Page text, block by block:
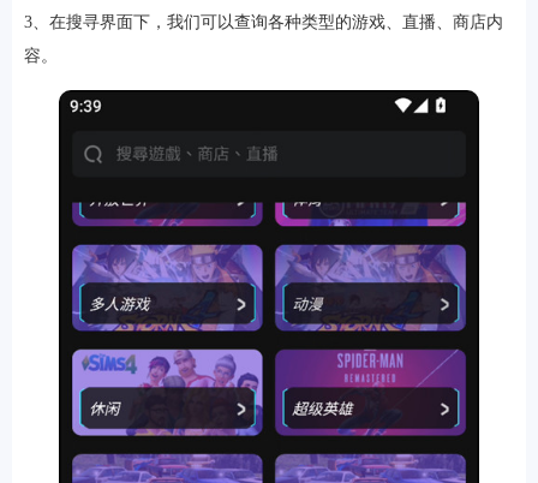
新闻阅读 考试学习 AI软件 健康运动 生活购物 地图导航 主题桌面
3、在搜寻界面下，我们可以查询各种类型的游戏、直播、商店内
容。